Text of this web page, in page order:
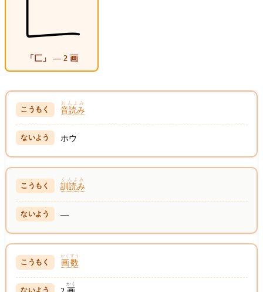
「匚」 — 2 画
音読み
おんよみ
ホウ
訓読み
くんよみ
—
画数
かくすう
かく